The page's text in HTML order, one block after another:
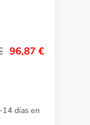
96,87 €
días en